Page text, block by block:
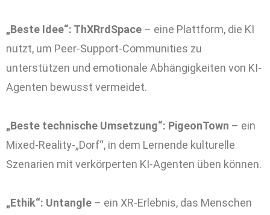
„Beste Idee“: ThXRrdSpace – eine Plattform, die KI
nutzt, um Peer-Support-Communities zu
unterstützen und emotionale Abhängigkeiten von KI-
Agenten bewusst vermeidet.
„Beste technische Umsetzung“: PigeonTown – ein
Mixed-Reality-„Dorf“, in dem Lernende kulturelle
Szenarien mit verkörperten KI-Agenten üben können.
„Ethik“: Untangle – ein XR-Erlebnis, das Menschen